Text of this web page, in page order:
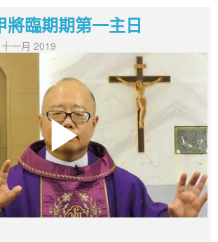
將臨期期第一主日
一月 2019